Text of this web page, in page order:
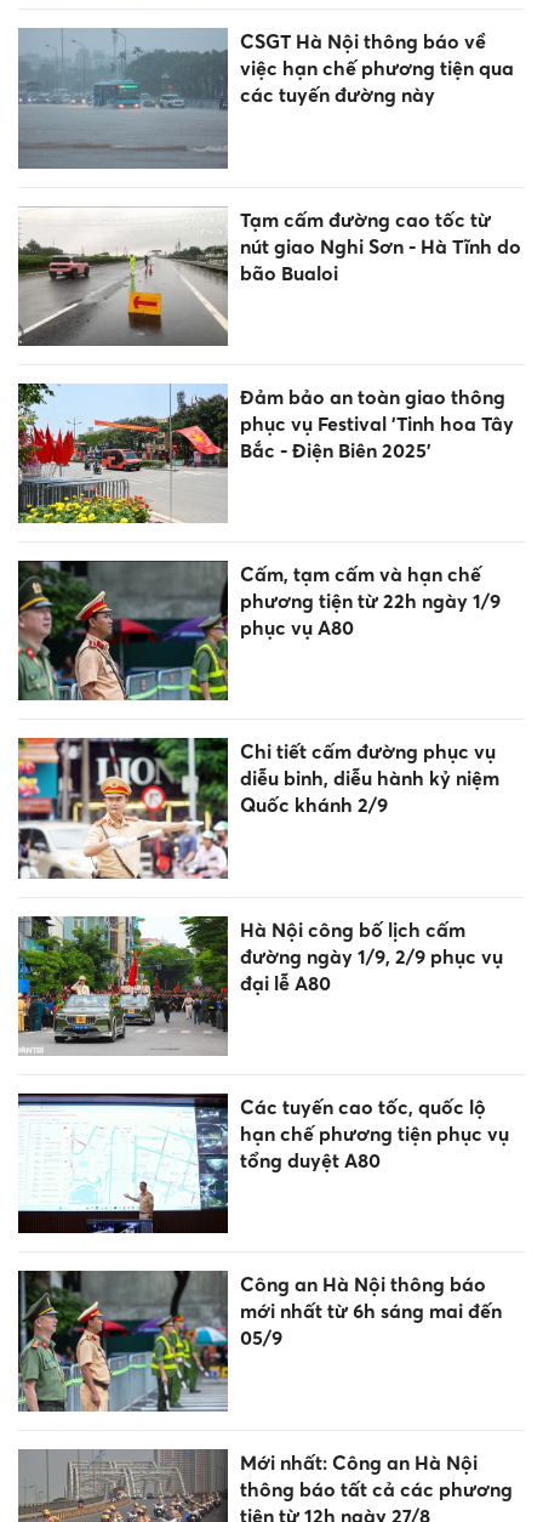
CSGT Hà Nội thông báo về
việc hạn chế phương tiện qua
các tuyến đường này
Tạm cấm đường cao tốc từ
nút giao Nghi Sơn - Hà Tĩnh do
bão Bualoi
Đảm bảo an toàn giao thông
phục vụ Festival 'Tinh hoa Tây
Bắc - Điện Biên 2025'
Cấm, tạm cấm và hạn chế
phương tiện từ 22h ngày 1/9
phục vụ A80
Chi tiết cấm đường phục vụ
diễu binh, diễu hành kỷ niệm
Quốc khánh 2/9
Hà Nội công bố lịch cấm
đường ngày 1/9, 2/9 phục vụ
đại lễ A80
Các tuyến cao tốc, quốc lộ
hạn chế phương tiện phục vụ
tổng duyệt A80
Công an Hà Nội thông báo
mới nhất từ 6h sáng mai đến
05/9
Mới nhất: Công an Hà Nội
thông báo tất cả các phương
tiện từ 12h ngày 27/8